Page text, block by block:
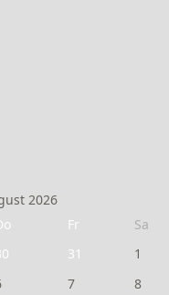
2026
Fr
Sa
31
1
7
8